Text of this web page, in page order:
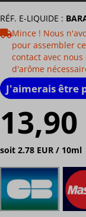
RÉF. E-LIQUIDE :
Mince ! Nous
pour assembler
contact avec
d'arôme
J'aimerais être
13,90
soit 2.78 EUR / 10ml